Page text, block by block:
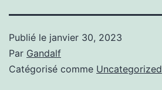
Publié le janvier 30, 2023
Par Gandalf
Catégorisé comme Uncategorized